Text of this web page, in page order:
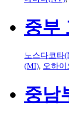
중부
노스다코타
(MI), 오하
중남